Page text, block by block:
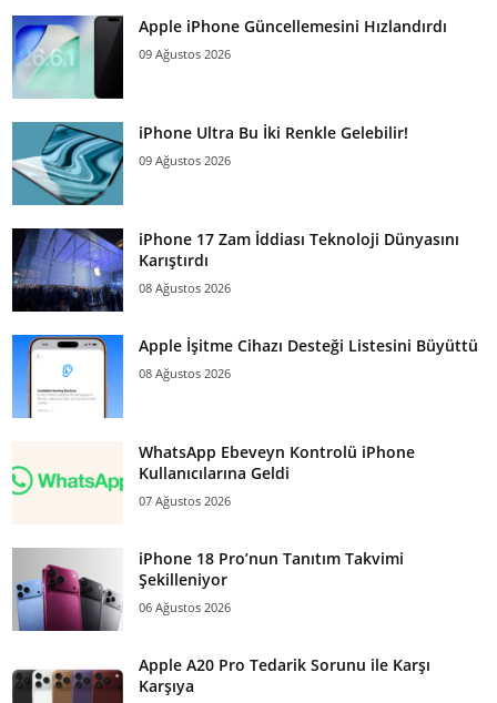
Apple iPhone Güncellemesini Hızlandırdı
09 Ağustos 2026
iPhone Ultra Bu İki Renkle Gelebilir!
09 Ağustos 2026
iPhone 17 Zam İddiası Teknoloji Dünyasını
Karıştırdı
08 Ağustos 2026
Apple İşitme Cihazı Desteği Listesini Büyüttü
08 Ağustos 2026
WhatsApp Ebeveyn Kontrolü iPhone
Kullanıcılarına Geldi
07 Ağustos 2026
iPhone 18 Pro’nun Tanıtım Takvimi
Şekilleniyor
06 Ağustos 2026
Apple A20 Pro Tedarik Sorunu ile Karşı
Karşıya